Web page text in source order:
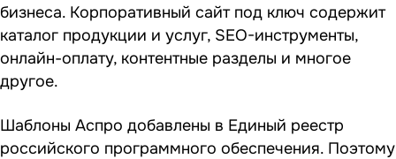
бизнеса. Корпоративный сайт под ключ содержит
каталог продукции и услуг, SEO-инструменты,
онлайн-оплату, контентные разделы и многое
другое.
Шаблоны Аспро добавлены в Единый реестр
российского программного обеспечения. Поэтому